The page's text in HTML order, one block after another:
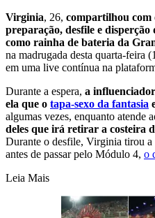
Virginia, 26, compartilhou com
preparação, desfile e
como rainha de bateria da
na madrugada desta quarta-feira
em uma live contínua na
Durante a espera, a
ela que o tapa-sexo da fantasia
algumas vezes, enquanto atende
deles que irá retirar a costeira
Durante o desfile, Virginia tirou a
antes de passar pelo Módulo 4, o
Leia Mais